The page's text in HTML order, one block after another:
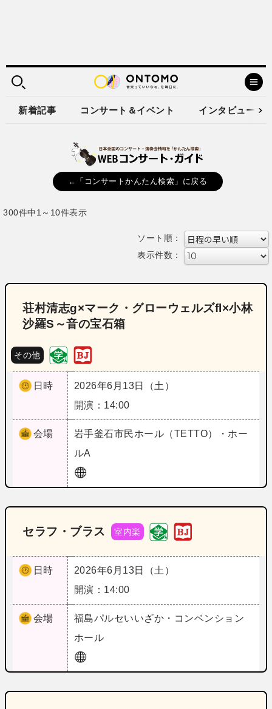
新着記事 コンサート＆イベント インタビュー
←「コンサートかんたん検索」に戻る
300件中1～10件表示
ソート順：
表示件数：
荘村清志g×マーク・グローウェルズfl×小林
沙羅S～音の宝石箱
その他
日時
2026年6月13日（土）
開演：14:00
会場 岩手釜石市民ホール（TETTO）・ホー
ルA
セラフ・ブラス 室内楽
日時
2026年6月13日（土）
開演：14:00
会場 福島パルセいいざか・コンベンション
ホール